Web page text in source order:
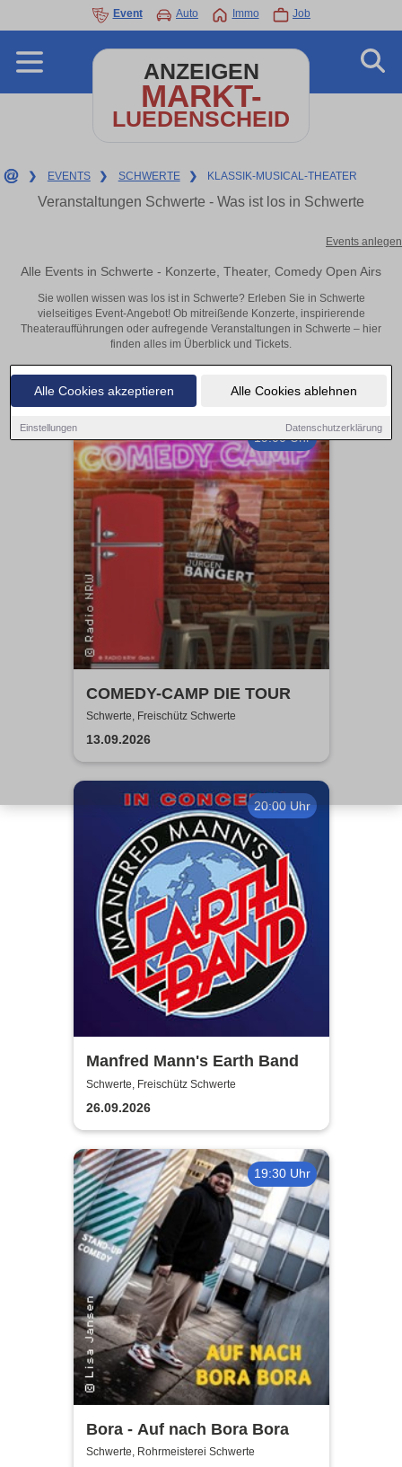
Alle Cookies akzeptieren Alle Cookies ablehnen
Einstellungen Datenschutzerklärung
Event Auto Immo Job
ANZEIGEN
MARKT-
LUEDENSCHEID
❯ EVENTS ❯ SCHWERTE ❯ KLASSIK-MUSICAL-THEATER
Veranstaltungen Schwerte - Was ist los in Schwerte
Events anlegen
Alle Events in Schwerte - Konzerte, Theater, Comedy Open Airs
Sie wollen wissen was los ist in Schwerte? Erleben Sie in Schwerte
vielseitiges Event-Angebot! Ob mitreißende Konzerte, inspirierende
Theateraufführungen oder aufregende Veranstaltungen in Schwerte – hier
finden alles im Überblick und Tickets.
19:00 Uhr
COMEDY-CAMP DIE TOUR
Schwerte, Freischütz Schwerte
13.09.2026
20:00 Uhr
Manfred Mann's Earth Band
Schwerte, Freischütz Schwerte
26.09.2026
19:30 Uhr
Bora - Auf nach Bora Bora
Schwerte, Rohrmeisterei Schwerte